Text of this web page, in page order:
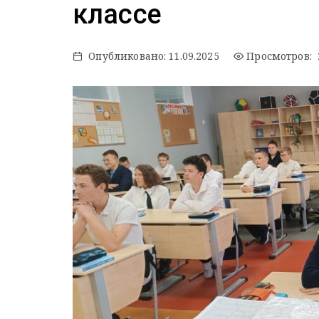
классе
Опубликовано: 11.09.2025 Просмотров: